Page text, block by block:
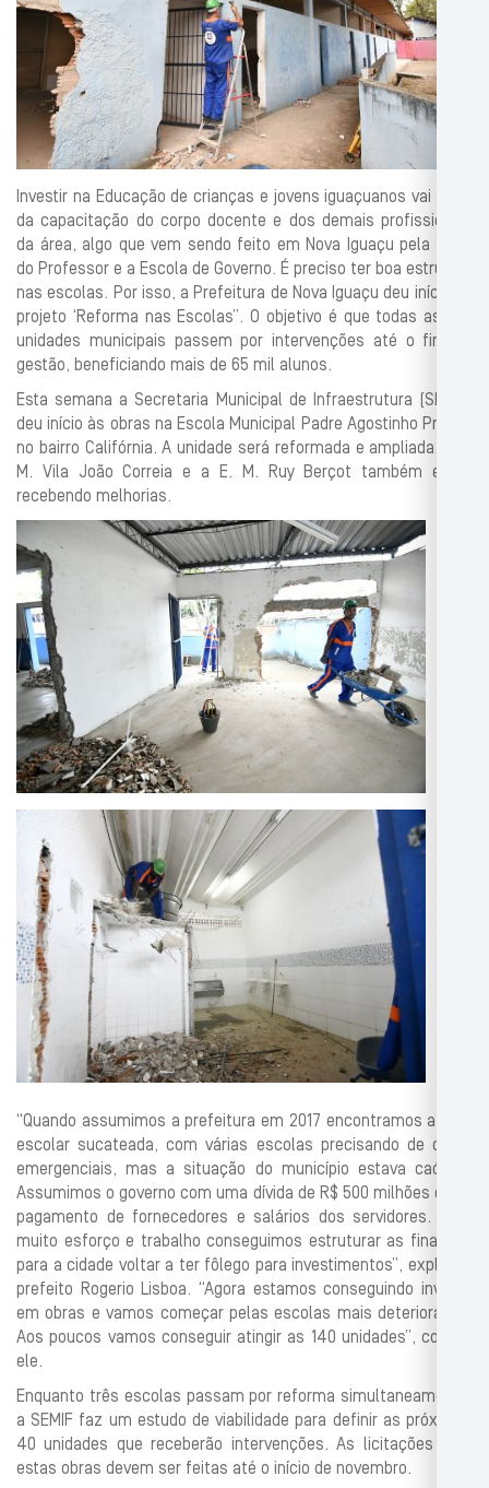
Investir na Educação de crianças e jovens iguaçuanos vai além
da capacitação do corpo docente e dos demais profissionais
da área, algo que vem sendo feito em Nova Iguaçu pela Casa
do Professor e a Escola de Governo. É preciso ter boa estrutura
nas escolas. Por isso, a Prefeitura de Nova Iguaçu deu início ao
projeto ‘Reforma nas Escolas”. O objetivo é que todas as 140
unidades municipais passem por intervenções até o fim da
gestão, beneficiando mais de 65 mil alunos.
Esta semana a Secretaria Municipal de Infraestrutura (SEMIF)
deu início às obras na Escola Municipal Padre Agostinho Pretto,
no bairro Califórnia. A unidade será reformada e ampliada. A E.
M. Vila João Correia e a E. M. Ruy Berçot também estão
recebendo melhorias.
“Quando assumimos a prefeitura em 2017 encontramos a rede
escolar sucateada, com várias escolas precisando de obras
emergenciais, mas a situação do município estava caótica.
Assumimos o governo com uma dívida de R$ 500 milhões entre
pagamento de fornecedores e salários dos servidores. Com
muito esforço e trabalho conseguimos estruturar as finanças
para a cidade voltar a ter fôlego para investimentos”, explica o
prefeito Rogerio Lisboa. “Agora estamos conseguindo investir
em obras e vamos começar pelas escolas mais deterioradas.
Aos poucos vamos conseguir atingir as 140 unidades”, conclui
ele.
Enquanto três escolas passam por reforma simultaneamente,
a SEMIF faz um estudo de viabilidade para definir as próximas
40 unidades que receberão intervenções. As licitações para
estas obras devem ser feitas até o início de novembro.